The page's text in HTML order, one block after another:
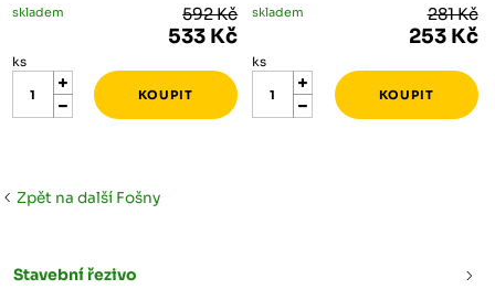
skladem 592 Kč
533 Kč
ks
skladem 281 Kč
253 Kč
ks
Zpět na další Fošny
Stavební řezivo